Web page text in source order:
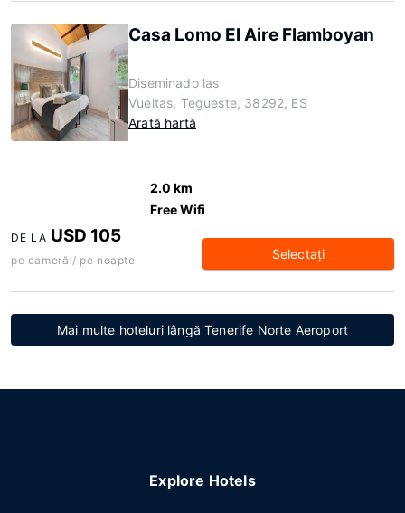
Casa Lomo El Aire Flamboyan
Diseminado las
Vueltas, Tegueste, 38292, ES
Arată hartă
2.0 km
Free Wifi
DE LA USD 105
pe cameră / pe noapte Selectaţi
Mai multe hoteluri lângă Tenerife Norte Aeroport
Explore Hotels